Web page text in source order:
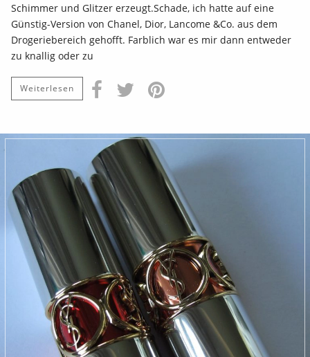
Schimmer und Glitzer erzeugt.Schade, ich hatte auf eine
Günstig-Version von Chanel, Dior, Lancome &Co. aus dem
Drogeriebereich gehofft. Farblich war es mir dann entweder
zu knallig oder zu
Weiterlesen